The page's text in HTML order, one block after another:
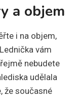
a objem
i na objem,
vám
nebudete
udělala
že současné